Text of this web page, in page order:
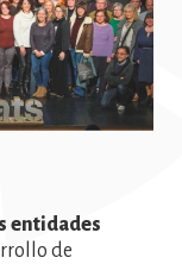
entidades
de